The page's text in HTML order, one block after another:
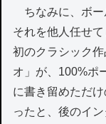
ちなみに、ボー
それを他人任せ
初のクラシック
オ」が、100%ポ
に書き留めただ
ったと、後のイ